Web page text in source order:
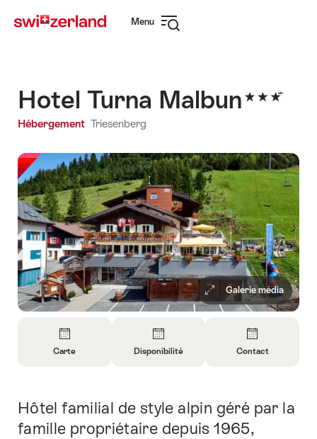
sur
rapide
Menu
Hotel Turna Malbun
Hébergement Triesenberg
Galerie média
sur
Carte
Carte
sur
Ouvrir
Disponibilité
sur
Contact
Contact
Introduction
Hôtel familial de style alpin géré par la
famille propriétaire depuis 1965,